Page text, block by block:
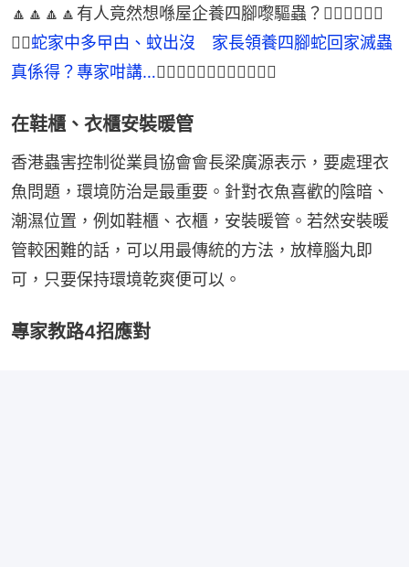
🔼🔼🔼🔼有人竟然想喺屋企養四腳嚟驅蟲？👉🏻👉🏻👉🏻
👉🏻蛇家中多曱甴、蚊出沒　家長領養四腳蛇回家滅蟲
真係得？專家咁講…👈🏻👈🏻👈🏻👈🏻🔼🔼🔼🔼
在鞋櫃、衣櫃安裝暖管
香港蟲害控制從業員協會會長梁廣源表示，要處理衣
魚問題，環境防治是最重要。針對衣魚喜歡的陰暗、
潮濕位置，例如鞋櫃、衣櫃，安裝暖管。若然安裝暖
管較困難的話，可以用最傳統的方法，放樟腦丸即
可，只要保持環境乾爽便可以。
專家教路4招應對